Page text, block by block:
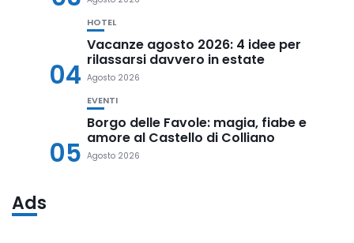
04
HOTEL
Vacanze agosto 2026: 4 idee per
rilassarsi davvero in estate
Agosto 2026
05
EVENTI
Borgo delle Favole: magia, fiabe e
amore al Castello di Colliano
Agosto 2026
Ads